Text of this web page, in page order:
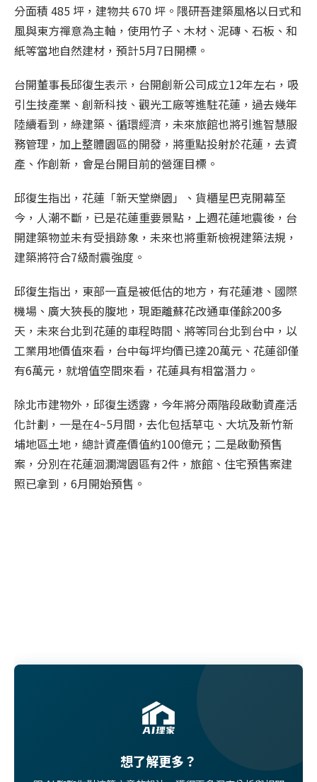
分面積 485 坪，建物共 670 坪。隈研吾建築風格以日式和
風與東方禪意為主軸，使用竹子、木材、泥磚、石板、和
紙等當地自然建材，預計5月7日開標。
台開董事長邱復生表示，台開創新公司成立12年左右，吸
引生技產業、創新科技、觀光工廠等進駐花蓮，過去幾年
陸續看到，綠建築、循環經濟，未來旅館也將引進智慧服
務管理，加上整體園區的開發，將重點投射於花蓮，去資
產、作創新，會是台開目前的營運目標。
邱復生指出，花蓮「新天堂樂園」、貨櫃星巴克開幕至
今，人潮不斷，已是花蓮重要景點，上週花蓮地震後，台
開建築物並未有受損跡象，未來也將重新檢視建築法規，
建築將符合7級耐震強度。
邱復生指出，東部一直是被低估的地方，有花蓮港、國際
機場、廣大狹長的腹地，現距離蘇花改通車僅餘200多
天，未來台北到花蓮的車程時間、將等同台北到台中，以
工業用地價值來看，台中每坪均價已達20萬元、花蓮卻僅
有6萬元，就增值空間來看，花蓮具有相當潛力。
除北市建物外，邱復生透露，今年將分兩階段啟動資產活
化計劃，一是在4~5月間，去化包括草屯、大坑及新竹新
埔地區土地，總計資產價值約100億元；二是啟動預售
案，分別在花蓮洄瀾灣園區有2件，旅館、住宅預售案建
照已拿到，6月開始預售。
想了解更多？